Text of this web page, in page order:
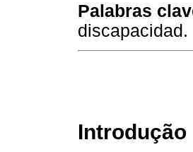
Palabras
discapacidad.
Introdução